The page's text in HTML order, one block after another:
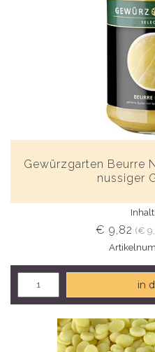
Gewürzgarten Beurre
nussiger
€ 9,82 (€
in